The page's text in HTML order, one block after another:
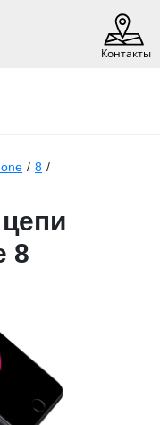
Контакты
/ 8 /
8